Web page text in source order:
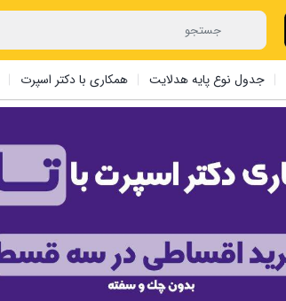
جدول نوع پایه هدلایت همکاری با دکتر اسپرت